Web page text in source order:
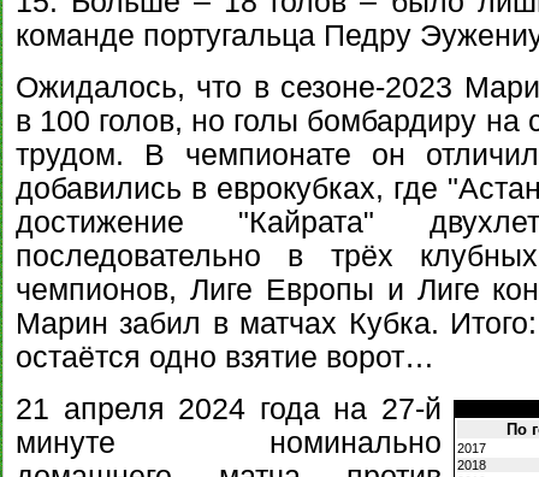
команде португальца Педру
Ожидалось, что в сезоне-2023
в 100 голов, но голы бомбардиру
трудом. В чемпионате он
добавились в еврокубках, где
достижение "Кайрата"
последовательно в трёх
чемпионов, Лиге Европы и Лиге
Марин забил в матчах Кубка.
остаётся одно взятие ворот…
По
2017
2018
21 апреля 2024 года на 27-й
минуте номинально